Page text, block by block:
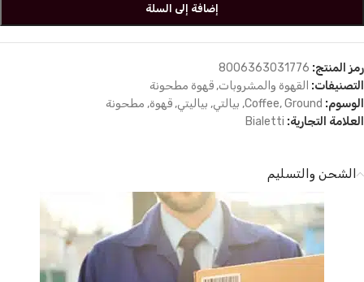
إضافة إلى السلة
رمز المنتج: 8006363031776
التصنيفات: القهوة والمشروبات, قهوة مطحونة
الوسوم:
Coffee,Ground
, بيالتي, بياليتي, قهوة, مطحونة
العلامة التجارية: Bialetti
الشحن والتسليم